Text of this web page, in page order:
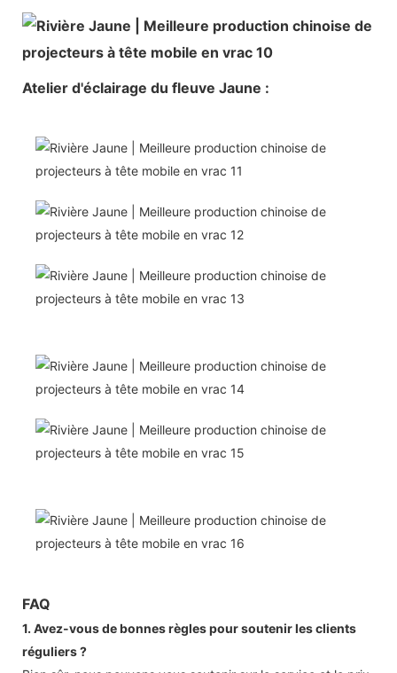
Atelier d'éclairage du fleuve Jaune :
FAQ
1. Avez-vous de bonnes règles pour soutenir les clients
réguliers ?